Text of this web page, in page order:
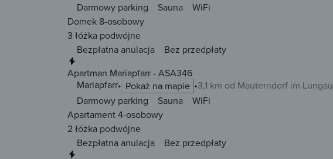
Darmowy parking
Sauna
WiFi
Domek 8-osobowy
3 łóżka podwójne
Bezpłatna anulacja
Bez przedpłaty
Apartman Mariapfarr - ASA346
Mariapfarr
Pokaż na mapie
3,1 km od Mauterndorf im Lungau
Darmowy parking
Sauna
WiFi
Apartament 4-osobowy
2 łóżka podwójne
Bezpłatna anulacja
Bez przedpłaty